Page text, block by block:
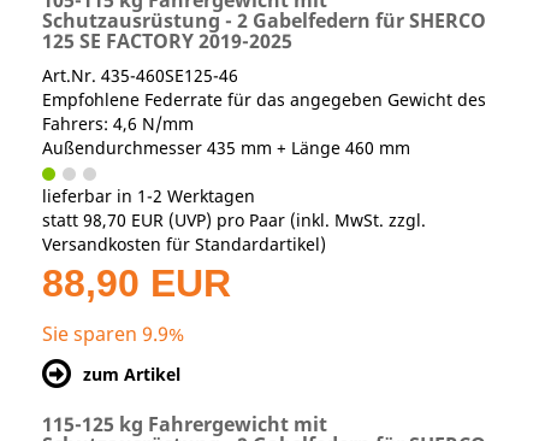
Schutzausrüstung - 2 Gabelfedern für SHERCO
125 SE FACTORY 2019-2025
Art.Nr. 435-460SE125-46
Empfohlene Federrate für das angegeben Gewicht des
Fahrers: 4,6 N/mm
Außendurchmesser 435 mm + Länge 460 mm
lieferbar in 1-2 Werktagen
statt 98,70 EUR (UVP) pro Paar (inkl. MwSt. zzgl.
Versandkosten für Standardartikel)
88,90 EUR
Sie sparen 9.9%
zum Artikel
115-125 kg Fahrergewicht mit